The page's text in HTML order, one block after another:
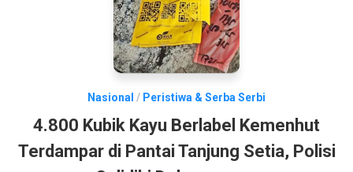
Nasional / Peristiwa & Serba Serbi
4.800 Kubik Kayu Berlabel Kemenhut
Terdampar di Pantai Tanjung Setia, Polisi